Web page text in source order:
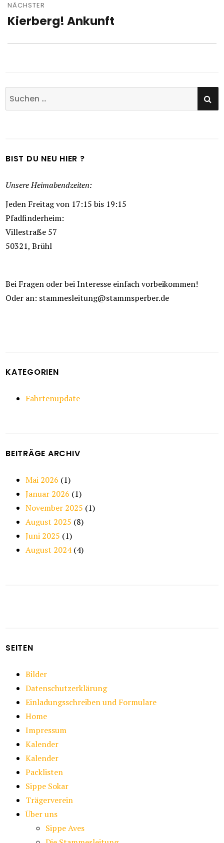
NÄCHSTER
Nächster
Kierberg! Ankunft
Suchen
nach:
BIST DU NEU HIER ?
Unsere Heimabendzeiten:
Jeden Freitag von 17:15 bis 19:15
Pfadfinderheim:
Villestraße 57
50321, Brühl
Bei Fragen oder bei Interesse einfach vorbeikommen!
Oder an: stammesleitung@stammsperber.de
KATEGORIEN
Fahrtenupdate
BEITRÄGE ARCHIV
Mai 2026 (1)
Januar 2026 (1)
November 2025 (1)
August 2025 (8)
Juni 2025 (1)
August 2024(4)
SEITEN
Bilder
Datenschutzerklärung
Einladungsschreiben und Formulare
Home
Impressum
Kalender
Kalender
Packlisten
Sippe Sokar
Trägerverein
Über uns
Sippe Aves